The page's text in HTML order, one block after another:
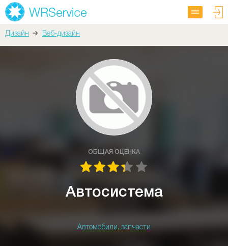
Дизайн Веб-дизайн
ОБЩАЯ ОЦЕНКА
Автосистема
Автомобили, запчасти